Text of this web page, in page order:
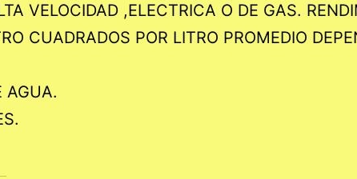
VELOCIDAD ,ELECTRICA O DE GAS.
CUADRADOS POR LITRO PROMEDIO
AGUA.